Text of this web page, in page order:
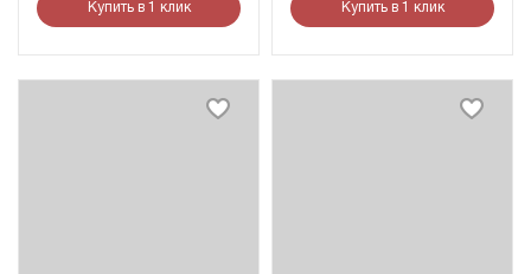
Купить в 1 клик Купить в 1 клик